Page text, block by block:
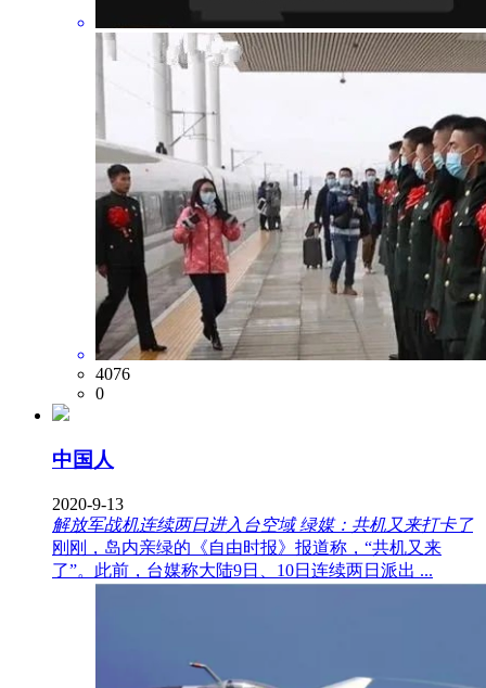
4076
0
中国人
2020-9-13
解放军战机连续两日进入台空域 绿媒：共机又来打卡了
刚刚，岛内亲绿的《自由时报》报道称，“共机又来
了”。此前，台媒称大陆9日、10日连续两日派出 ...